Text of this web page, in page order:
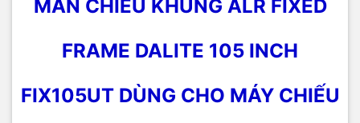
MÀN CHIẾU KHUNG ALR FIXED
FRAME DALITE 105 INCH
FIX105UT DÙNG CHO MÁY CHIẾU